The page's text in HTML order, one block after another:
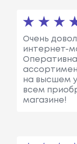
Очень
интернет-
на высшем
всем
магазине!